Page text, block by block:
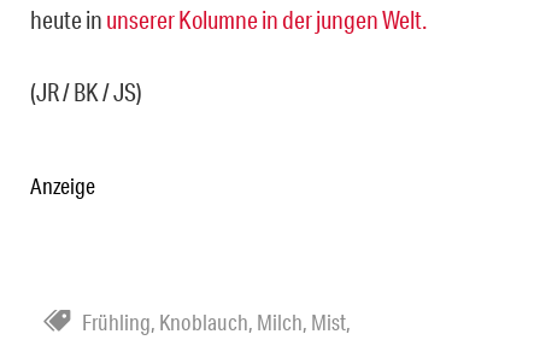
heute in unserer Kolumne in der jungen Welt.
(JR / BK / JS)
Anzeige
Frühling, Knoblauch, Milch, Mist,